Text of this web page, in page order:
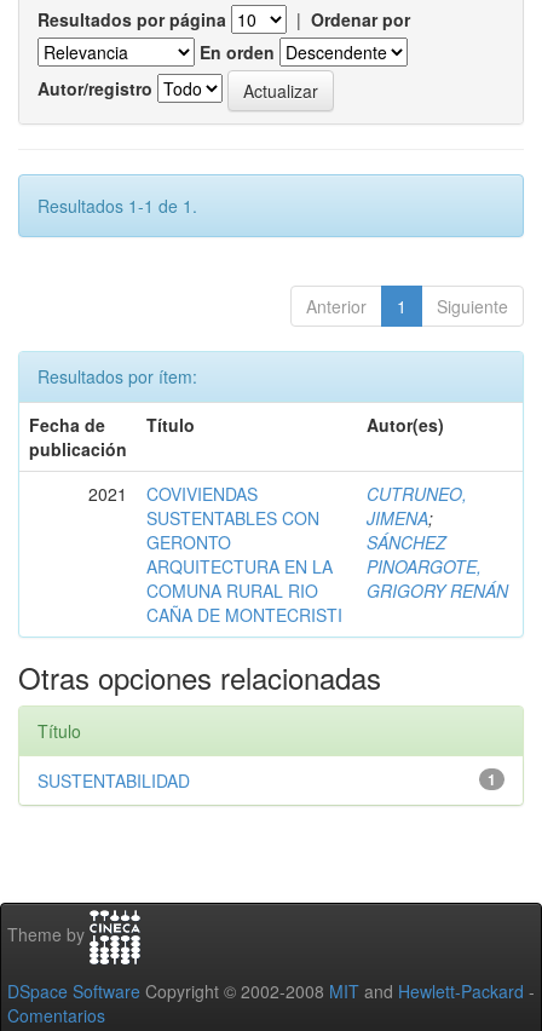
Resultados por página | Ordenar por
En orden
Autor/registro
Resultados 1-1 de 1.
Anterior 1 Siguiente
Resultados por ítem:
Fecha de
publicación
Título Autor(es)
2021
COVIVIENDAS
SUSTENTABLES CON
GERONTO
ARQUITECTURA EN LA
COMUNA RURAL RIO
CAÑA DE MONTECRISTI
CUTRUNEO,
JIMENA;
SÁNCHEZ
PINOARGOTE,
GRIGORY RENÁN
Otras opciones relacionadas
Título
1
SUSTENTABILIDAD
Theme by
DSpace Software Copyright © 2002-2008 MIT and Hewlett-Packard -
Comentarios